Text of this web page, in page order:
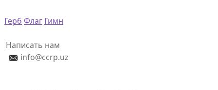
Герб Флаг Гимн
Написать нам
info@ccrp.uz